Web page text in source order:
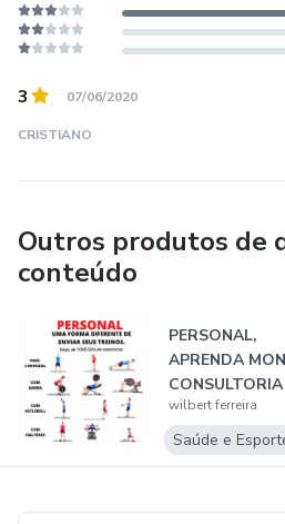
3 07/06/2020
CRISTIANO
Outros produtos de
conteúdo
PERSONAL,
APRENDA
CONSULTORIA
ONLINE COM
ANIMADO...
wilbert ferreira
Saúde e